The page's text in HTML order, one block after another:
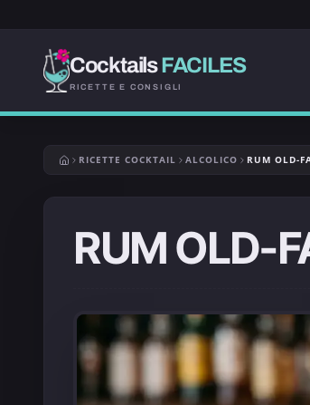
CocktailsFACILES
RICETTE E CONSIGLI
RICETTE COCKTAIL ALCOLICO RUM OLD-
RUM OLD-